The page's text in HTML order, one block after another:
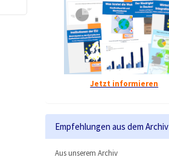
Jetzt informieren
Empfehlungen aus dem Archiv
Aus unserem Archiv